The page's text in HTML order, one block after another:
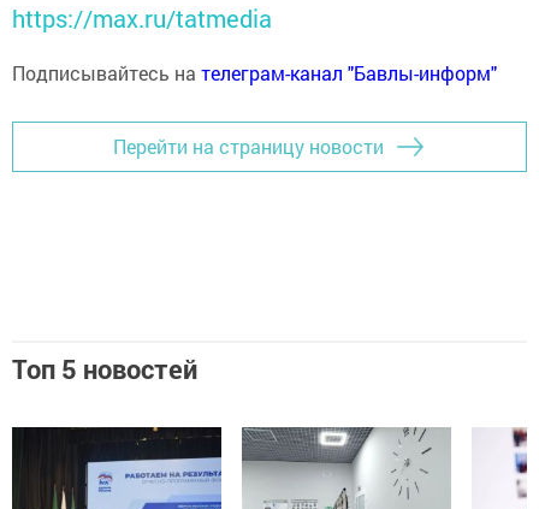
https://max.ru/tatmedia
Подписывайтесь на телеграм-канал "Бавлы-информ"
Перейти на страницу новости
Топ 5 новостей